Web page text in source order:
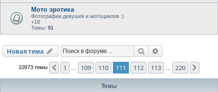
Мото эротика
Фотографии девушек и мотоциклов :)
+18
Темы: 91
Новая тема Поиск
10973 темы Пред.
1 109 110 111 112 113 220
Темы